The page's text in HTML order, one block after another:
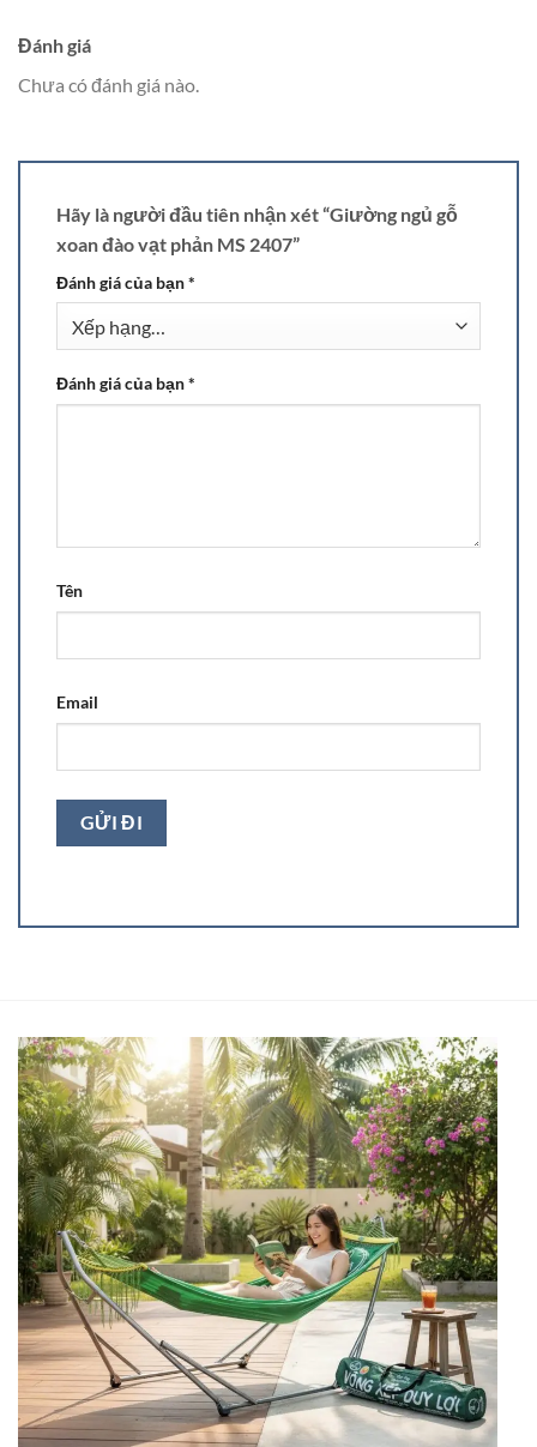
Đánh giá
Chưa có đánh giá nào.
Hãy là người đầu tiên nhận xét “Giường ngủ gỗ
xoan đào vạt phản MS 2407”
Đánh giá của bạn*
Đánh giá của bạn*
Tên
Email